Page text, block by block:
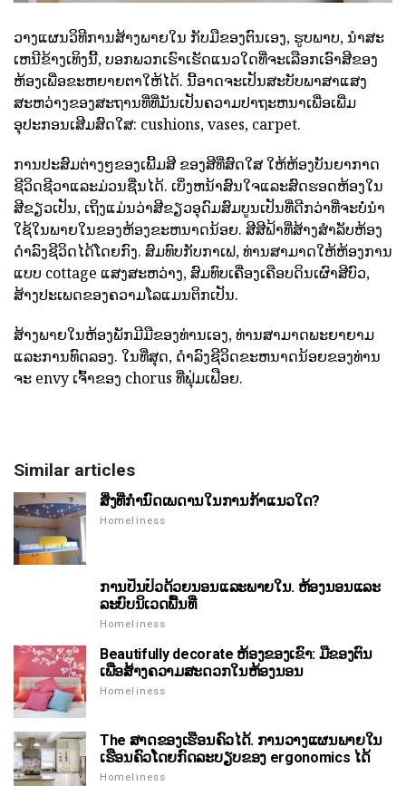
ວາງແຜນວິທີການສ້າງພາຍໃນ ກັບມືຂອງຕົນເອງ, ຮູບພາບ, ນໍາສະ
ເຫນີຂ້າງເທິງນີ້, ບອກພວກເຮົາເຮັດແນວໃດທີ່ຈະເລືອກເອົາສີຂອງ
ຫ້ອງເພື່ອຂະຫຍາຍຕາໃຫ້ໄດ້. ນີ້ອາດຈະເປັນສະບັບພາສາແສງ
ສະຫວ່າງຂອງສະຖານທີ່ທີ່ມັນເປັນຄວາມປາຖະຫນາເພື່ອເພີ່ມ
ອຸປະກອນເສີມສົດໃສ: cushions, vases, carpet.
ການປະສົມຕ່າງໆຂອງເພີ້ມສີ ຂອງສີທີ່ສົດໃສ ໃຫ້ຫ້ອງບັນຍາກາດ
ຊີວິດຊີວາແລະມ່ວນຊື່ນໄດ້. ເບິ່ງຫນ້າສົນໃຈແລະສົດຮອດຫ້ອງໃນ
ສີຂຽວເປັນ, ເຖິງແມ່ນວ່າສີຂຽວອຸດົມສົມບູນເປັນທີ່ດີກວ່າທີ່ຈະບໍ່ນໍາ
ໃຊ້ໃນພາຍໃນຂອງຫ້ອງຂະຫນາດນ້ອຍ. ສີສີຟ້າທີ່ສ້າງສໍາລັບຫ້ອງ
ດໍາລົງຊີວິດໄດ້ໂດຍກົງ. ສົມທົບກັບກາເຟ, ທ່ານສາມາດໃຫ້ຫ້ອງການ
ແບບ cottage ແສງສະຫວ່າງ, ສົມທົບເຄື່ອງເຄືອບດິນເຜົາສີບົວ,
ສ້າງປະເພດຂອງຄວາມໂລແມນຕິກເປັນ.
ສ້າງພາຍໃນຫ້ອງພັກມີມືຂອງທ່ານເອງ, ທ່ານສາມາດພະຍາຍາມ
ແລະການທົດລອງ. ໃນທີ່ສຸດ, ດໍາລົງຊີວິດຂະຫນາດນ້ອຍຂອງທ່ານ
ຈະ envy ເຈົ້າຂອງ chorus ທີ່ຟຸ່ມເຟືອຍ.
Similar articles
ສິ່ງທີ່ກໍານົດເພດານໃນການກ້າແນວໃດ?
Homeliness
ການປິ່ນປົວດ້ວຍນອນແລະພາຍໃນ. ຫ້ອງນອນແລະ
ລະບົບນິເວດພື້ນທີ່
Homeliness
Beautifully decorate ຫ້ອງຂອງເຂົາ: ມືຂອງຕົນ
ເພື່ອສ້າງຄວາມສະດວກໃນຫ້ອງນອນ
Homeliness
The ສາດຂອງເຮືອນຄົວໄດ້. ການວາງແຜນພາຍໃນ
ເຮືອນຄົວໂດຍກົດລະບຽບຂອງ ergonomics ໄດ້
Homeliness